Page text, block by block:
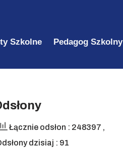
Szkolne Pedagog Szkolny
Łącznie odsłon : 248397 ,
dzisiaj : 91